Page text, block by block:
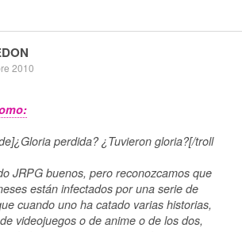
2010
perdida? ¿Tuvieron gloria?[/troll
JRPG buenos, pero reconozcamos que
están infectados por una serie de
cuando uno ha catado varias historias,
videojuegos o de anime o de los dos,